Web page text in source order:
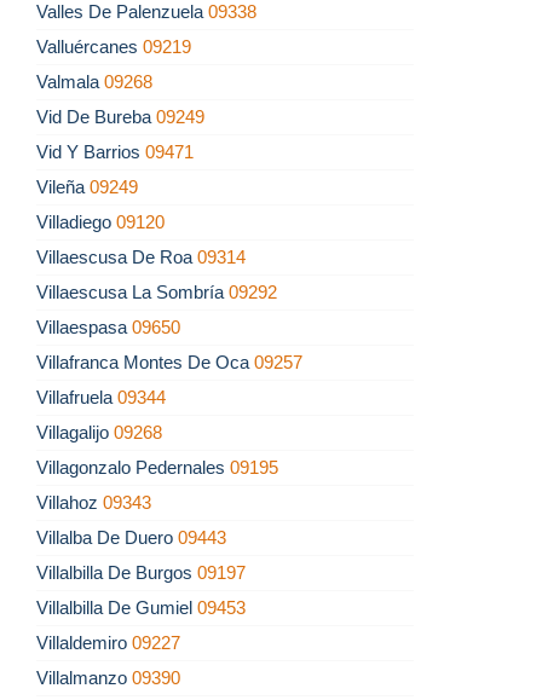
Valles De Palenzuela 09338
Valluércanes 09219
Valmala 09268
Vid De Bureba 09249
Vid Y Barrios 09471
Vileña 09249
Villadiego 09120
Villaescusa De Roa 09314
Villaescusa La Sombría 09292
Villaespasa 09650
Villafranca Montes De Oca 09257
Villafruela 09344
Villagalijo 09268
Villagonzalo Pedernales 09195
Villahoz 09343
Villalba De Duero 09443
Villalbilla De Burgos 09197
Villalbilla De Gumiel 09453
Villaldemiro 09227
Villalmanzo 09390